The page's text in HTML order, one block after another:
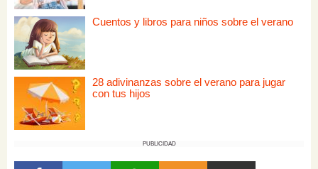
Cuentos y libros para niños sobre el verano
28 adivinanzas sobre el verano para jugar
con tus hijos
PUBLICIDAD